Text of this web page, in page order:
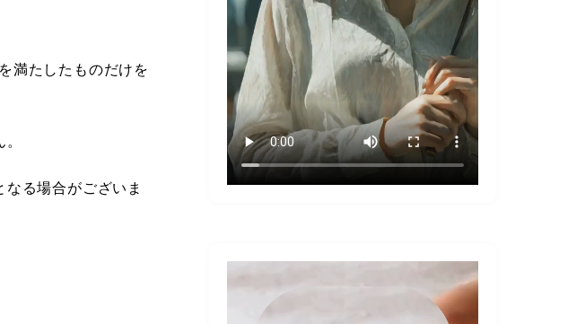
満たしたものだけを
る場合がございま